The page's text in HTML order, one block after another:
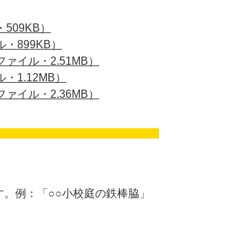
）
899KB）
イル・2.51MB）
1.12MB）
イル・2.36MB）
例：「○○小校庭の鉄棒脇」